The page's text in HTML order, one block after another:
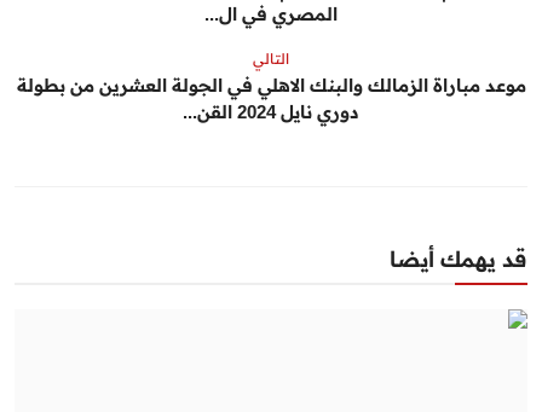
المصري في ال...
التالي
موعد مباراة الزمالك والبنك الاهلي في الجولة العشرين من بطولة
دوري نايل 2024 القن...
قد يهمك أيضا